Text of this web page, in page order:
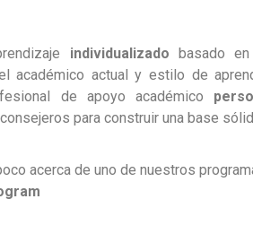
individualizado basado
académico actual y estilo de
de apoyo académico
para construir una base
acerca de uno de nuestros